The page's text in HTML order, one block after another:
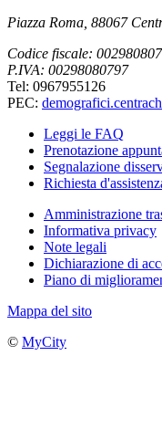
Piazza Roma, 88067
Codice fiscale:
P.IVA: 00298080797
Tel: 0967955126
PEC:
Leggi le FAQ
Prenotazione
Segnalazione
Richiesta
Amministrazione
Informativa privacy
Note legali
Dichiarazione di
Piano di
Mappa del sito
© MyCity